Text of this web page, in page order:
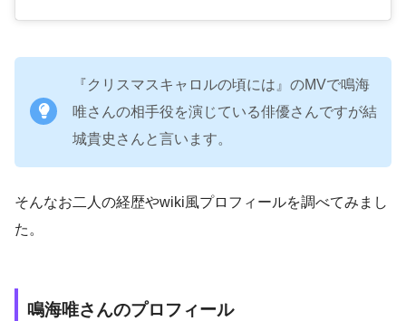
『クリスマスキャロルの頃には』のMVで鳴海
唯さんの相手役を演じている俳優さんですが結
城貴史さんと言います。
そんなお二人の経歴やwiki風プロフィールを調べてみまし
た。
鳴海唯さんのプロフィール